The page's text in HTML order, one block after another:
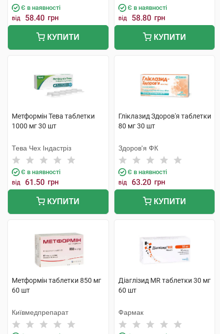
Є в наявності
від 58.40 грн
КУПИТИ
Є в наявності
від 58.80 грн
КУПИТИ
Метформін Тева таблетки
1000 мг 30 шт
Тева Чех Індастріз
Є в наявності
від 61.50 грн
КУПИТИ
Гліклазид Здоров'я таблетки
80 мг 30 шт
Здоров'я ФК
Є в наявності
від 63.20 грн
КУПИТИ
Метформін таблетки 850 мг
60 шт
Київмедпрепарат
Діаглізид MR таблетки 30 мг
60 шт
Фармак